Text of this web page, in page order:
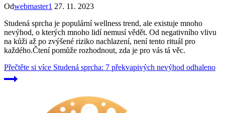
Odwebmaster1 27. 11. 2023
Studená sprcha je populární wellness trend, ale existuje mnoho
nevýhod, o kterých mnoho lidí nemusí vědět. Od negativního vlivu
na kůži až po zvýšené riziko nachlazení, není tento rituál pro
každého.Čtení pomůže rozhodnout, zda je pro vás tá věc.
Přečtěte si více Studená sprcha: 7 překvapivých nevýhod odhaleno